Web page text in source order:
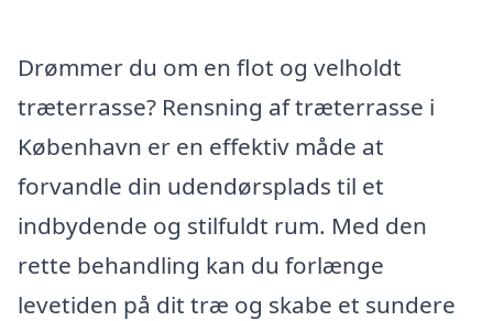
Drømmer du om en flot og velholdt
træterrasse? Rensning af træterrasse i
København er en effektiv måde at
forvandle din udendørsplads til et
indbydende og stilfuldt rum. Med den
rette behandling kan du forlænge
levetiden på dit træ og skabe et sundere